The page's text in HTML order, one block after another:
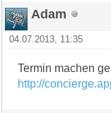
Adam
04.07.2013, 11:35
Termin machen
http://